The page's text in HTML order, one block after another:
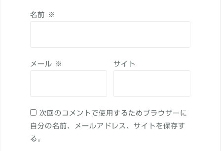
名前 ※
メール ※ サイト
次回のコメントで使用するためブラウザーに
自分の名前、メールアドレス、サイトを保存す
る。